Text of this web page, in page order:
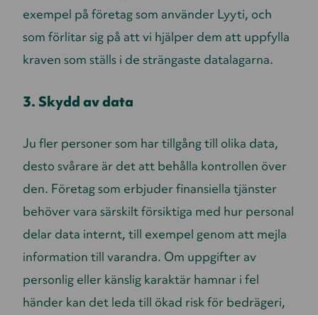
exempel på företag som använder Lyyti, och
som förlitar sig på att vi hjälper dem att uppfylla
kraven som ställs i de strängaste datalagarna.
3. Skydd av data
Ju fler personer som har tillgång till olika data,
desto svårare är det att behålla kontrollen över
den. Företag som erbjuder finansiella tjänster
behöver vara särskilt försiktiga med hur personal
delar data internt, till exempel genom att mejla
information till varandra. Om uppgifter av
personlig eller känslig karaktär hamnar i fel
händer kan det leda till ökad risk för bedrägeri,